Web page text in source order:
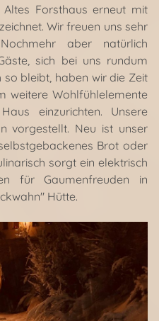
Forsthaus erneut mit
Wir freuen uns sehr
aber natürlich
sich bei uns rundum
bleibt, haben wir die Zeit
weitere Wohlfühlelemente
einzurichten. Unsere
vorgestellt. Neu ist unser
Brot oder
sorgt ein elektrisch
für Gaumenfreuden in
Hütte.